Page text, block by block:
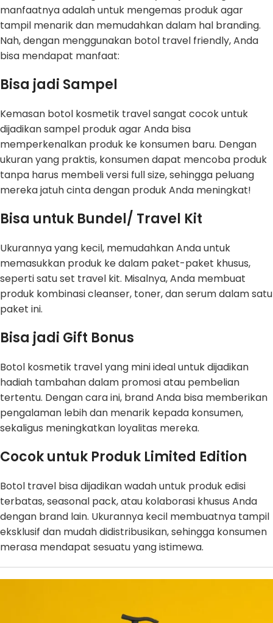
manfaatnya adalah untuk mengemas produk agar
tampil menarik dan memudahkan dalam hal branding.
Nah, dengan menggunakan botol travel friendly, Anda
bisa mendapat manfaat:
Bisa jadi Sampel
Kemasan botol kosmetik travel sangat cocok untuk
dijadikan sampel produk agar Anda bisa
memperkenalkan produk ke konsumen baru. Dengan
ukuran yang praktis, konsumen dapat mencoba produk
tanpa harus membeli versi full size, sehingga peluang
mereka jatuh cinta dengan produk Anda meningkat!
Bisa untuk Bundel/ Travel Kit
Ukurannya yang kecil, memudahkan Anda untuk
memasukkan produk ke dalam paket-paket khusus,
seperti satu set travel kit. Misalnya, Anda membuat
produk kombinasi cleanser, toner, dan serum dalam satu
paket ini.
Bisa jadi Gift Bonus
Botol kosmetik travel yang mini ideal untuk dijadikan
hadiah tambahan dalam promosi atau pembelian
tertentu. Dengan cara ini, brand Anda bisa memberikan
pengalaman lebih dan menarik kepada konsumen,
sekaligus meningkatkan loyalitas mereka.
Cocok untuk Produk Limited Edition
Botol travel bisa dijadikan wadah untuk produk edisi
terbatas, seasonal pack, atau kolaborasi khusus Anda
dengan brand lain. Ukurannya kecil membuatnya tampil
eksklusif dan mudah didistribusikan, sehingga konsumen
merasa mendapat sesuatu yang istimewa.